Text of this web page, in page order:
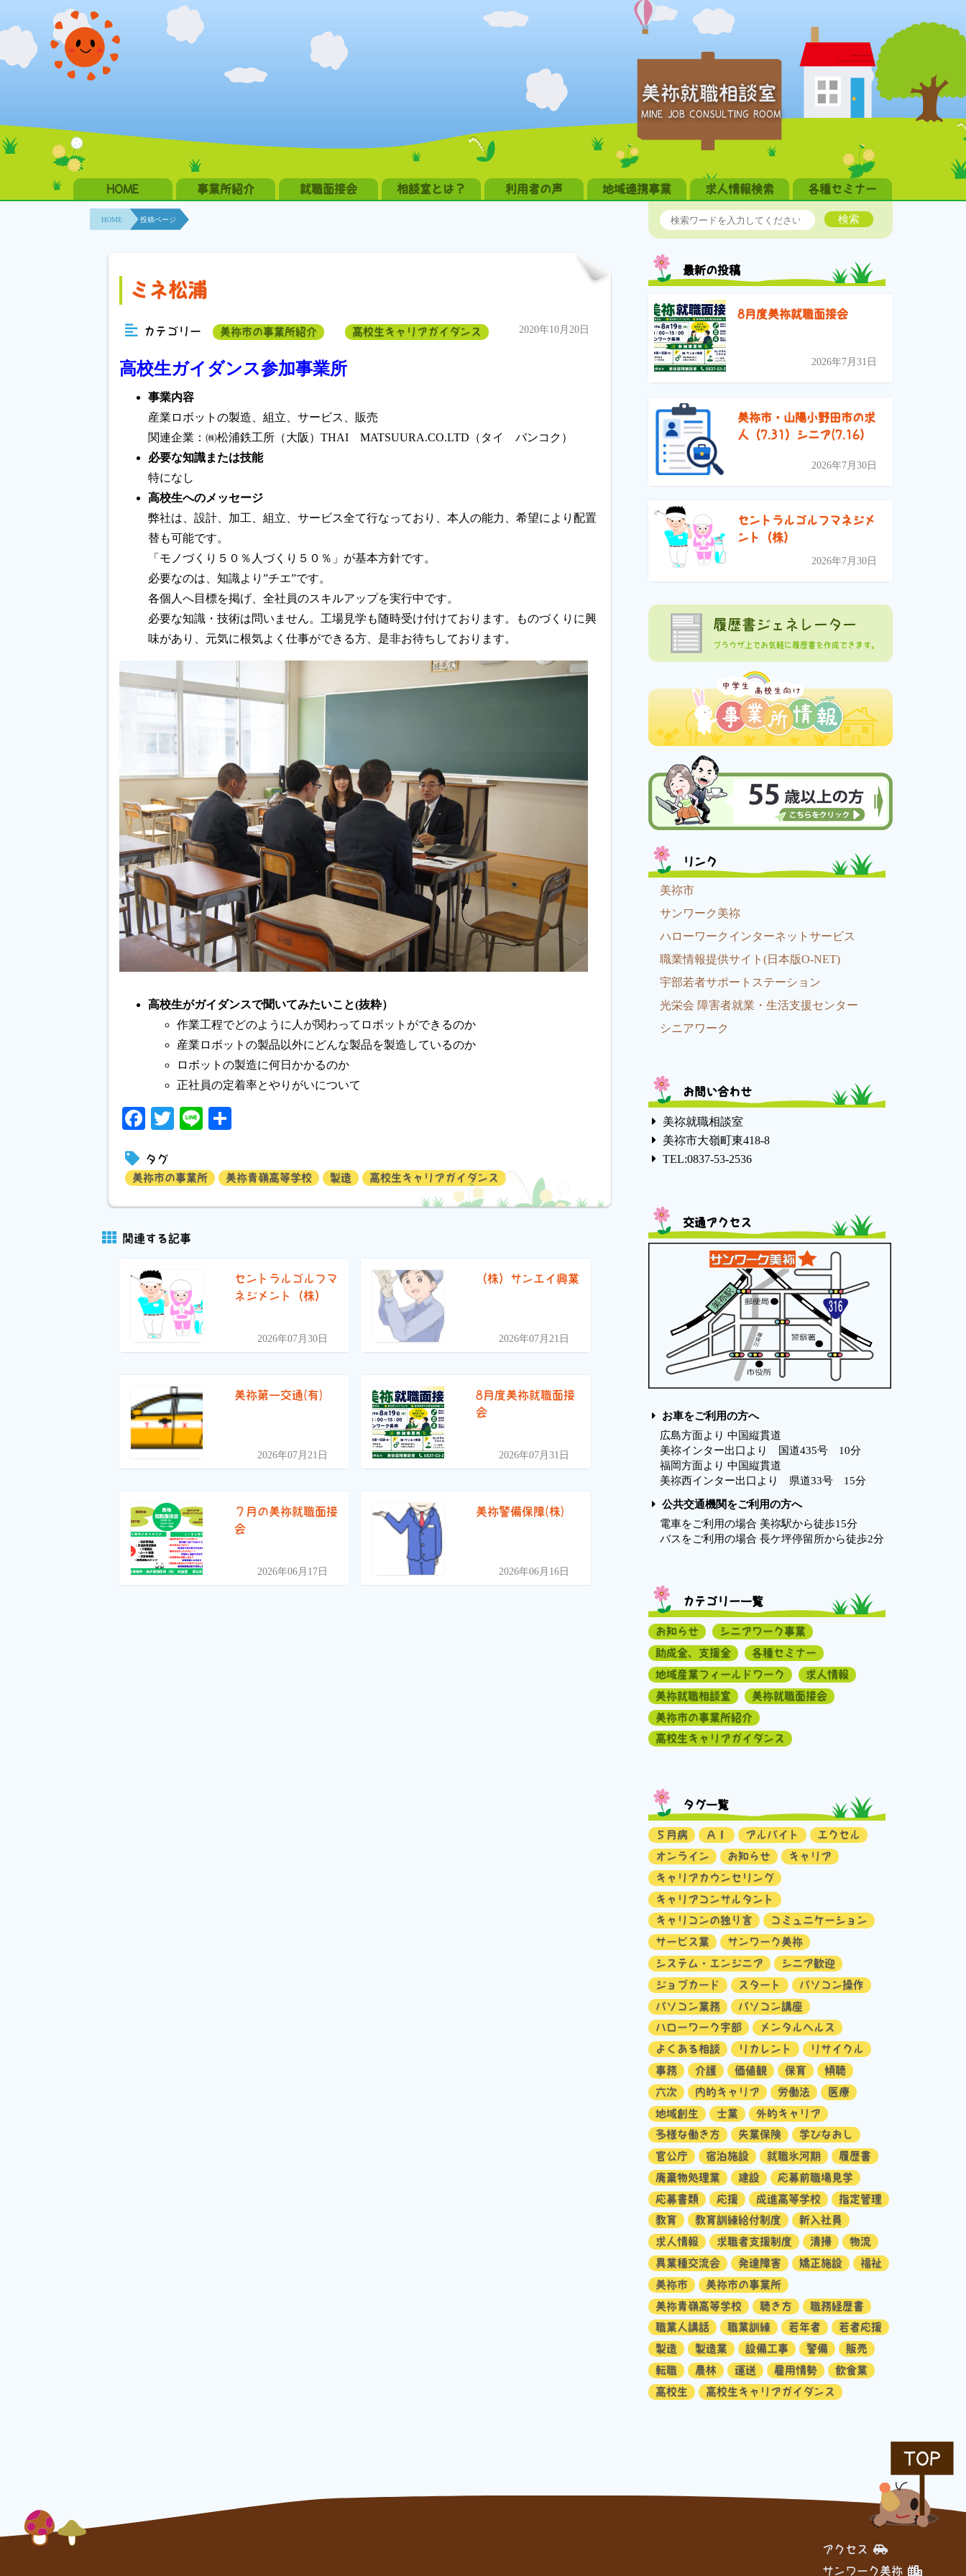
美祢就職相談室
MINE JOB CONSULTING ROOM
HOME 事業所紹介 就職面接会 相談室とは？ 利用者の声 地域連携事業 求人情報検索 各種セミナー
HOME 投稿ページ
ミネ松浦
カテゴリー 美祢市の事業所紹介 高校生キャリアガイダンス 2020年10月20日
高校生ガイダンス参加事業所
事業内容
産業ロボットの製造、組立、サービス、販売
関連企業：㈱松浦鉄工所（大阪）THAI MATSUURA.CO.LTD（タイ バンコク）
必要な知識または技能
特になし
高校生へのメッセージ
弊社は、設計、加工、組立、サービス全て行なっており、本人の能力、希望により配置
替も可能です。
「モノづくり５０％人づくり５０％」が基本方針です。
必要なのは、知識より”チエ”です。
各個人へ目標を掲げ、全社員のスキルアップを実行中です。
必要な知識・技術は問いません。工場見学も随時受け付けております。ものづくりに興
味があり、元気に根気よく仕事ができる方、是非お待ちしております。
高校生がガイダンスで聞いてみたいこと(抜粋）
作業工程でどのように人が関わってロボットができるのか
産業ロボットの製品以外にどんな製品を製造しているのか
ロボットの製造に何日かかるのか
正社員の定着率とやりがいについて
Facebook
Twitter
Line
タグ
美祢市の事業所 美祢青嶺高等学校 製造 高校生キャリアガイダンス
関連する記事
セントラルゴルフマ
ネジメント（株）
2026年07月30日
（株）サンエイ興業
2026年07月21日
美祢第一交通(有)
2026年07月21日
8月度美祢就職面接
会
2026年07月31日
７月の美祢就職面接
会
2026年06月17日
美祢警備保障(株)
2026年06月16日
検索
最新の投稿
8月度美祢就職面接会
2026年7月31日
美祢市・山陽小野田市の求
人（7.31）シニア(7.16）
2026年7月30日
セントラルゴルフマネジメ
ント（株）
2026年7月30日
履歴書ジェネレーター
ブラウザ上でお気軽に履歴書を作成できます。
リンク
美祢市
サンワーク美祢
ハローワークインターネットサービス
職業情報提供サイト(日本版O-NET)
宇部若者サポートステーション
光栄会 障害者就業・生活支援センター
シニアワーク
お問い合わせ
美祢就職相談室
美祢市大嶺町東418-8
TEL:0837-53-2536
交通アクセス
お車をご利用の方へ
広島方面より 中国縦貫道
美祢インター出口より 国道435号 10分
福岡方面より 中国縦貫道
美祢西インター出口より 県道33号 15分
公共交通機関をご利用の方へ
電車をご利用の場合 美祢駅から徒歩15分
バスをご利用の場合 長ケ坪停留所から徒歩2分
カテゴリー一覧
お知らせ
シニアワーク事業
助成金、支援金
各種セミナー
地域産業フィールドワーク
求人情報
美祢就職相談室
美祢就職面接会
美祢市の事業所紹介
高校生キャリアガイダンス
タグ一覧
５月病 ＡＩ アルバイト
エクセル
オンライン
お知らせ
キャリア
キャリアカウンセリング
キャリアコンサルタント
キャリコンの独り言
コミュニケーション
サービス業
サンワーク美祢
システム・エンジニア
シニア歓迎
ジョブカード
スタート
パソコン操作
パソコン業務
パソコン講座
ハローワーク宇部
メンタルヘルス
よくある相談
リカレント
リサイクル
事務
介護 価値観 保育
傾聴
六次
内的キャリア 労働法
医療
地域創生
士業
外的キャリア
多様な働き方
失業保険
学びなおし
官公庁
宿泊施設 就職氷河期
履歴書
廃棄物処理業
建設
応募前職場見学
応募書類
応援 成進高等学校
指定管理
教育
教育訓練給付制度
新入社員
求人情報
求職者支援制度 清掃
物流
異業種交流会
発達障害 矯正施設
福祉
美祢市
美祢市の事業所
美祢青嶺高等学校
聴き方
職務経歴書
職業人講話
職業訓練 若年者
若者応援
製造
製造業 設備工事 警備
販売
転職
農林 運送 雇用情勢
飲食業
高校生
高校生キャリアガイダンス
TOP
アクセス
サンワーク美祢